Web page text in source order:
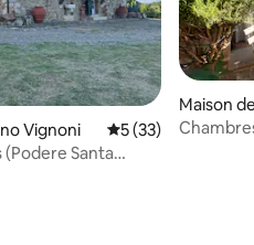
Vignoni Note moyenne de
5 (33)
(Podere Santa
Maison
chiello